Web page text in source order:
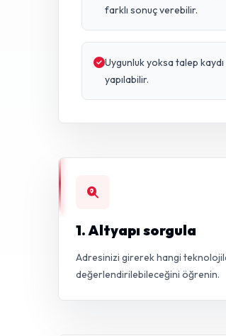
farklı sonuç verebilir.
Uygunluk yoksa talep
yapılabilir.
1. Altyapı sorgula
Adresinizi girerek hangi
değerlendirilebileceğini öğrenin.